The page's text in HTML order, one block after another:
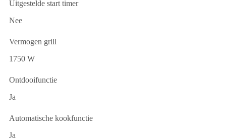
Uitgestelde start timer
Nee
Vermogen grill
1750 W
Ontdooifunctie
Ja
Automatische kookfunctie
Ja